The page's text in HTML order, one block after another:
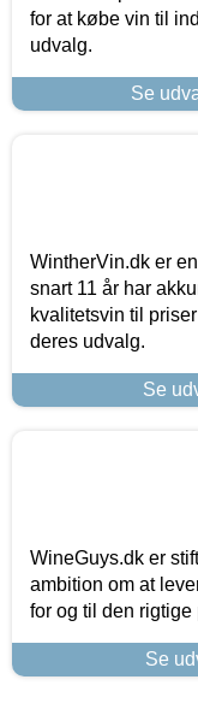
for at købe vin til
udvalg.
Se
WintherVin.dk er
snart 11 år har
kvalitetsvin til
deres udvalg.
Se
WineGuys.dk er
ambition om at
for og til den rigtige
Se